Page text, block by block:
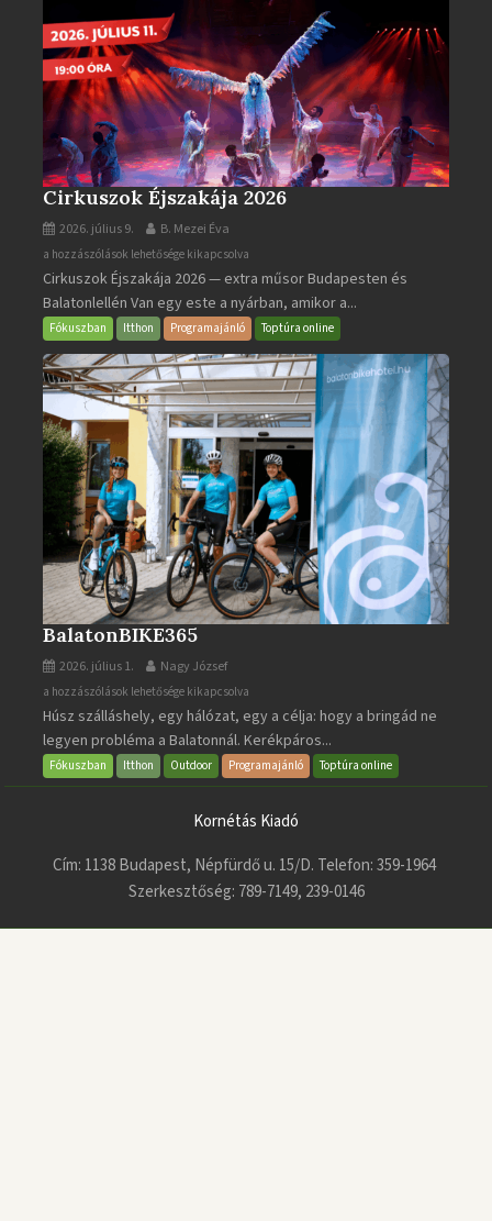
Cirkuszok Éjszakája 2026
2026. július 9. B. Mezei Éva
Cirkuszok
Éjszakája
2026
bejegyzéshez
a hozzászólások lehetősége kikapcsolva
Cirkuszok Éjszakája 2026 — extra műsor Budapesten és
Balatonlellén Van egy este a nyárban, amikor a...
Fókuszban Itthon Programajánló Toptúra online
BalatonBIKE365
2026. július 1. Nagy József
BalatonBIKE365
bejegyzéshez
a hozzászólások lehetősége kikapcsolva
Húsz szálláshely, egy hálózat, egy a célja: hogy a bringád ne
legyen probléma a Balatonnál. Kerékpáros...
Fókuszban Itthon Outdoor Programajánló Toptúra online
Kornétás Kiadó
Cím: 1138 Budapest, Népfürdő u. 15/D. Telefon: 359-1964
Szerkesztőség: 789-7149, 239-0146